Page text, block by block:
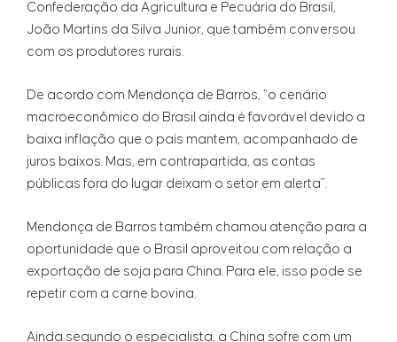
Confederação da Agricultura e Pecuária do Brasil,
João Martins da Silva Junior, que também conversou
com os produtores rurais.
De acordo com Mendonça de Barros, “o cenário
macroeconômico do Brasil ainda é favorável devido a
baixa inflação que o país mantem, acompanhado de
juros baixos. Mas, em contrapartida, as contas
públicas fora do lugar deixam o setor em alerta”.
Mendonça de Barros também chamou atenção para a
oportunidade que o Brasil aproveitou com relação a
exportação de soja para China. Para ele, isso pode se
repetir com a carne bovina.
Ainda segundo o especialista, a China sofre com um